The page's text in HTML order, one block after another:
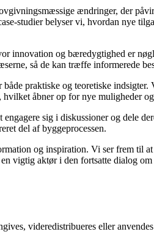
ændringer, der
studier belyser vi, hvordan nye
innovation og bæredygtighed er
så de kan træffe informerede
praktiske og teoretiske indsigter.
åbner op for nye muligheder
sig i diskussioner og dele
del af byggeprocessen.
og inspiration. Vi ser frem til
vigtig aktør i den fortsatte dialog
videredistribueres eller